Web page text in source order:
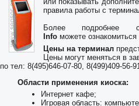
правила работы с
Более
Info можете ознакомиться
Цены на терминал
Цены могут меняться в
по тел: 8(495)646-07-80, 8(499)409-56-
Области применения киоска:
Интернет кафе;
Игровая область: